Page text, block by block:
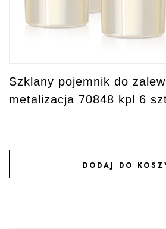
Szklany pojemnik do
metalizacja 70848 kpl 6
DODAJ DO
DODAJ DO